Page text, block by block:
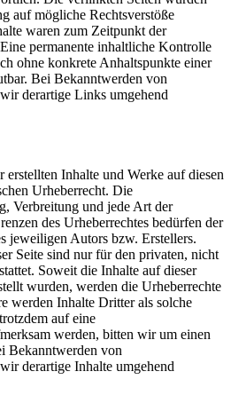
auf mögliche Rechtsverstöße
waren zum Zeitpunkt der
permanente inhaltliche Kontrolle
ohne konkrete Anhaltspunkte einer
Bei Bekanntwerden von
derartige Links umgehend
erstellten Inhalte und Werke auf diesen
Urheberrecht. Die
Verbreitung und jede Art der
des Urheberrechtes bedürfen der
jeweiligen Autors bzw. Erstellers.
Seite sind nur für den privaten, nicht
Soweit die Inhalte auf dieser
wurden, werden die Urheberrechte
werden Inhalte Dritter als solche
auf eine
werden, bitten wir um einen
Bekanntwerden von
derartige Inhalte umgehend